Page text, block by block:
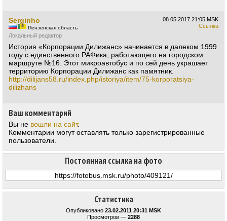
Статистика
Опубликовано 23.02.2011 20:31 MSK
Просмотров — 2288
Постоянная ссылка на фото
08.05.2017 21:05 MSK
Ссылка
Serginho
Пензенская область
Локальный редактор
История «Корпорации Дилижанс» начинается в далеком 1999
году с единственного РАФика, работающего на городском
маршруте №16. Этот микроавтобус и по сей день украшает
территорию Корпорации Дилижанс как памятник.
http://dilijans58.ru/index.php/istoriya/item/75-korporatsiya-
dilizhans
Ваш комментарий
Вы не вошли на сайт.
Комментарии могут оставлять только зарегистрированные
пользователи.